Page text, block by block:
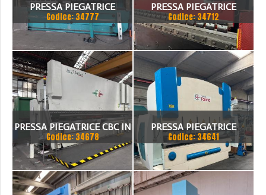
PRESSA PIEGATRICE
VIMERCATI 80X4175
Codice: 34777
PRESSA PIEGATRICE
SCHIAVI 6 ASSI 3000 X 100
TON
Codice: 34712
PRESSA PIEGATRICE CBC IN
TANDEM
Codice: 34678
PRESSA PIEGATRICE
FARINA 3000 X 130 TON
Codice: 34641